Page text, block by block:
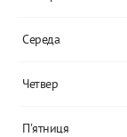
Середа
Четвер
Пʼятниця